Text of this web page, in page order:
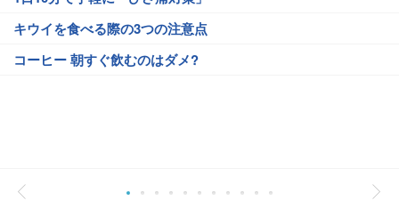
キウイを食べる際の3つの注意点
コーヒー 朝すぐ飲むのはダメ?